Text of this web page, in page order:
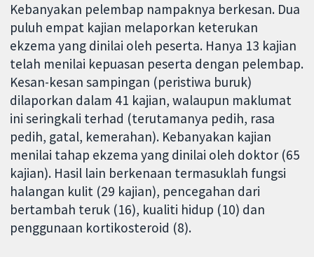
Kebanyakan pelembap nampaknya berkesan. Dua
puluh empat kajian melaporkan keterukan
ekzema yang dinilai oleh peserta. Hanya 13 kajian
telah menilai kepuasan peserta dengan pelembap.
Kesan-kesan sampingan (peristiwa buruk)
dilaporkan dalam 41 kajian, walaupun maklumat
ini seringkali terhad (terutamanya pedih, rasa
pedih, gatal, kemerahan). Kebanyakan kajian
menilai tahap ekzema yang dinilai oleh doktor (65
kajian). Hasil lain berkenaan termasuklah fungsi
halangan kulit (29 kajian), pencegahan dari
bertambah teruk (16), kualiti hidup (10) dan
penggunaan kortikosteroid (8).